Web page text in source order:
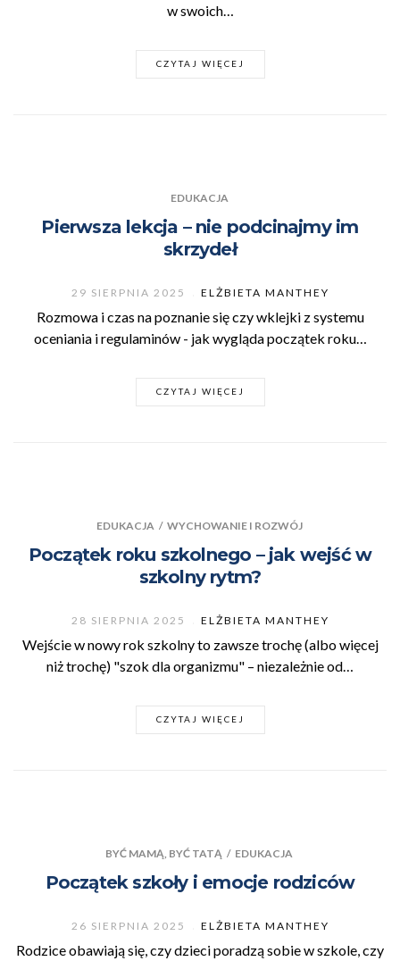
w swoich…
CZYTAJ WIĘCEJ
EDUKACJA
Pierwsza lekcja – nie podcinajmy im
skrzydeł
29 SIERPNIA 2025 ELŻBIETA MANTHEY
Rozmowa i czas na poznanie się czy wklejki z systemu
oceniania i regulaminów - jak wygląda początek roku…
CZYTAJ WIĘCEJ
EDUKACJA / WYCHOWANIE I ROZWÓJ
Początek roku szkolnego – jak wejść w
szkolny rytm?
28 SIERPNIA 2025 ELŻBIETA MANTHEY
Wejście w nowy rok szkolny to zawsze trochę (albo więcej
niż trochę) "szok dla organizmu" – niezależnie od…
CZYTAJ WIĘCEJ
BYĆ MAMĄ, BYĆ TATĄ / EDUKACJA
Początek szkoły i emocje rodziców
26 SIERPNIA 2025 ELŻBIETA MANTHEY
Rodzice obawiają się, czy dzieci poradzą sobie w szkole, czy